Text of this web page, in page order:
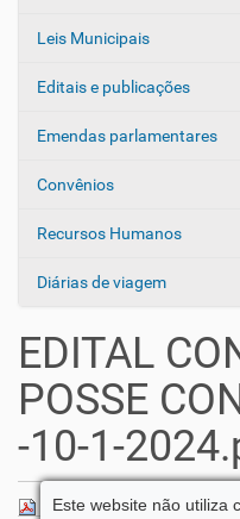
Leis Municipais
Editais e publicações
Emendas parlamentares
Convênios
Recursos Humanos
Diárias de viagem
EDITAL
POSSE
-10-1-
EDITAL CONVOCACAO
Este website não utiliza